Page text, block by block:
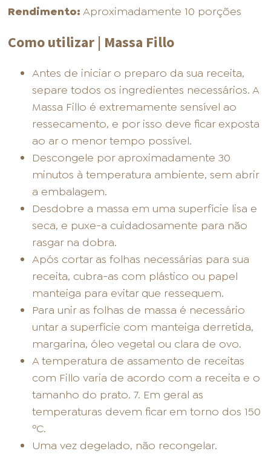
Rendimento: Aproximadamente 10 porções
Como utilizar | Massa Fillo
Antes de iniciar o preparo da sua receita,
separe todos os ingredientes necessários. A
Massa Fillo é extremamente sensível ao
ressecamento, e por isso deve ficar exposta
ao ar o menor tempo possível.
Descongele por aproximadamente 30
minutos à temperatura ambiente, sem abrir
a embalagem.
Desdobre a massa em uma superfície lisa e
seca, e puxe-a cuidadosamente para não
rasgar na dobra.
Após cortar as folhas necessárias para sua
receita, cubra-as com plástico ou papel
manteiga para evitar que ressequem.
Para unir as folhas de massa é necessário
untar a superfície com manteiga derretida,
margarina, óleo vegetal ou clara de ovo.
A temperatura de assamento de receitas
com Fillo varia de acordo com a receita e o
tamanho do prato. 7. Em geral as
temperaturas devem ficar em torno dos 150
ºC.
Uma vez degelado, não recongelar.